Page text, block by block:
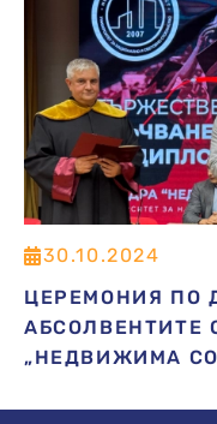
30.10.2024
ЦЕРЕМОНИЯ ПО
АБСОЛВЕНТИТЕ
„НЕДВИЖИМА